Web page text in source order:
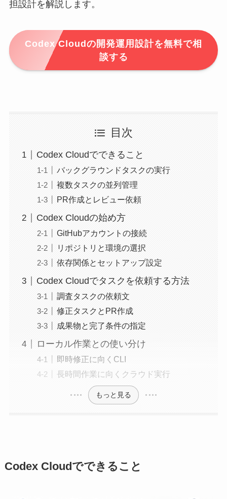
担設計を解説します。
Codex Cloudの開発運用設計を無料で相
談する
目次
Codex Cloudでできること
バックグラウンドタスクの実行
複数タスクの並列管理
PR作成とレビュー依頼
Codex Cloudの始め方
GitHubアカウントの接続
リポジトリと環境の選択
依存関係とセットアップ設定
Codex Cloudでタスクを依頼する方法
調査タスクの依頼文
修正タスクとPR作成
成果物と完了条件の指定
ローカル作業との使い分け
即時修正に向くCLI
長時間作業に向くクラウド実行
もっと見る
Codex Cloudでできること